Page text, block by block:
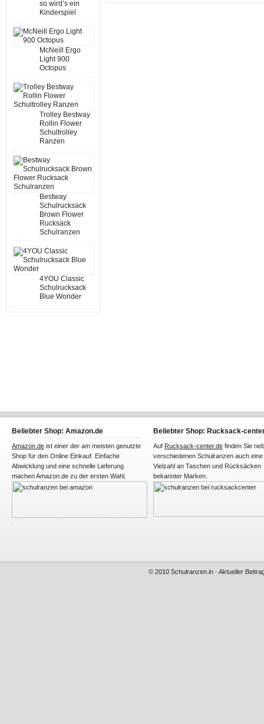
so wird’s ein
Kinderspiel
McNeill Ergo
Light 900
Octopus
Trolley Bestway
Rollin Flower
Schultrolley
Ranzen
Bestway
Schulrucksack
Brown Flower
Rucksack
Schulranzen
4YOU Classic
Schulrucksack
Blue Wonder
Beliebter Shop: Amazon.de
Amazon.de ist einer der am meisten genutzte
Shop für den Online Einkauf. Einfache
Abwicklung und eine schnelle Lieferung
machen Amazon.de zu der ersten Wahl.
Beliebter Shop: Rucksack-
Auf Rucksack-center.de finden Sie
verschiedenen Schulranzen auch eine
Vielzahl an Taschen und Rücksäcken
bekannter Marken.
© 2010 Schulranzen.in · Aktueller